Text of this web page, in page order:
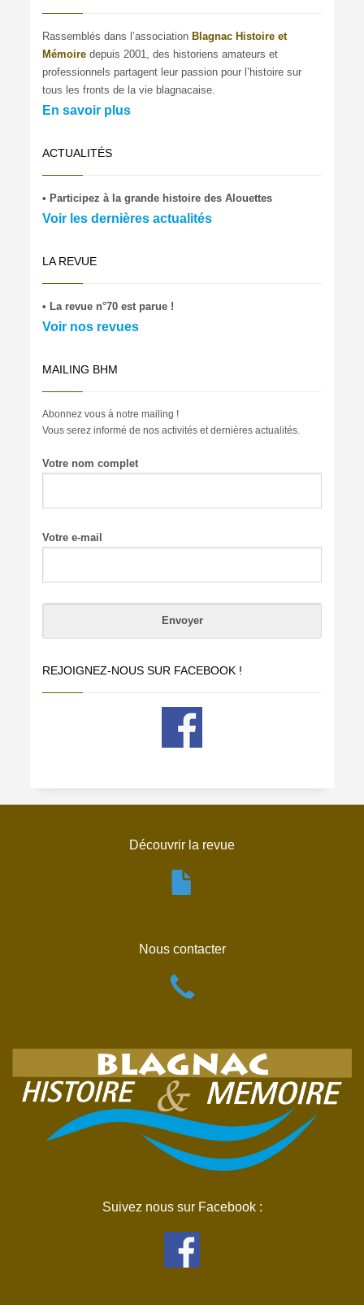
Rassemblés dans l’associationBlagnac Histoire et
Mémoire depuis 2001, des historiens amateurs et
professionnels partagent leur passion pour l’histoire sur
tous les fronts de la vie blagnacaise.
En savoir plus
ACTUALITÉS
• Participez à la grande histoire des Alouettes
Voir les dernières actualités
LA REVUE
• La revue n°70 est parue !
Voir nos revues
MAILING BHM
Abonnez vous à notre mailing !
Vous serez informé de nos activités et dernières actualités.
Votre nom complet
Votre e-mail
REJOIGNEZ-NOUS SUR FACEBOOK !
Découvrir la revue
Nous contacter
Suivez nous sur Facebook :